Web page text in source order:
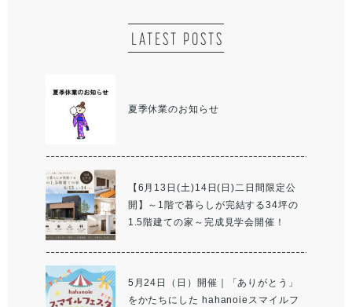
LATEST POSTS
夏季休業のお知らせ
【6月13日(土)14日(日)二日間限定公
開】～1階で暮らしが完結する34坪の
1.5階建ての家～完成見学会開催！
5月24日（日）開催｜「ありがとう」
をかたちにした hahanoieスマイルフ